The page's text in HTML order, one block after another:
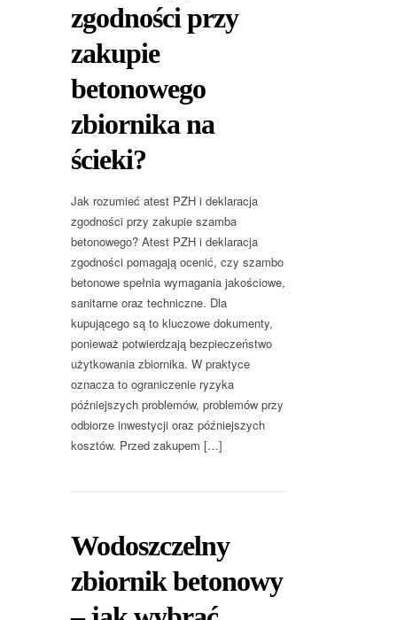
zgodności przy
zakupie
betonowego
zbiornika na
ścieki?
Jak rozumieć atest PZH i deklaracja
zgodności przy zakupie szamba
betonowego? Atest PZH i deklaracja
zgodności pomagają ocenić, czy szambo
betonowe spełnia wymagania jakościowe,
sanitarne oraz techniczne. Dla
kupującego są to kluczowe dokumenty,
ponieważ potwierdzają bezpieczeństwo
użytkowania zbiornika. W praktyce
oznacza to ograniczenie ryzyka
późniejszych problemów, problemów przy
odbiorze inwestycji oraz późniejszych
kosztów. Przed zakupem […]
Wodoszczelny
zbiornik betonowy